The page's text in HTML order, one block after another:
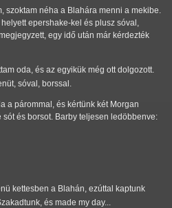
szoktam néha a Blahára menni a mekibe.
epershake-kel és plusz sóval,
egy idő után már kérdezték
oda, és az egyikük még ott dolgozott.
sóval, borssal.
a párommal, és kértünk két Morgan
sót és borsot. Barby teljesen ledöbbenve:
kettesben a Blahán, ezúttal kaptunk
és made my day...